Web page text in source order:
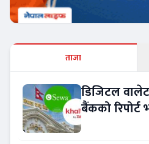
ताजा
डिजिटल
बैंकको रिपोर्ट